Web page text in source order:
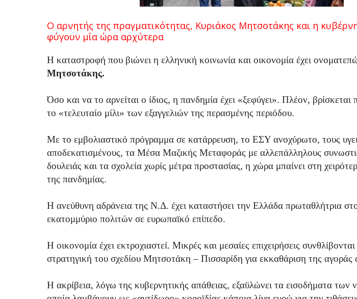
Ο αρνητής της πραγματικότητας, Κυριάκος Μητσοτάκης και η
φύγουν μία ώρα αρχύτερα
Η καταστροφή που βιώνει η ελληνική κοινωνία και οικονομία έχει
Μητσοτάκης.
Όσο και να το αρνείται ο ίδιος, η πανδημία έχει «ξεφύγει». Πλέον,
το «τελευταίο μίλι» των εξαγγελιών της περασμένης περιόδου.
Με το εμβολιαστικό πρόγραμμα σε κατάρρευση, το ΕΣΥ ανοχύρωτο, τους
αποδεκατισμένους, τα Μέσα Μαζικής Μεταφοράς με αλλεπάλληλους
δουλειάς και τα σχολεία χωρίς μέτρα προστασίας, η χώρα μπαίνει στη
της πανδημίας.
Η ανεύθυνη αδράνεια της Ν.Δ. έχει καταστήσει την Ελλάδα πρωταθλήτρια
εκατομμύριο πολιτών σε ευρωπαϊκό επίπεδο.
Η οικονομία έχει εκτροχιαστεί. Μικρές και μεσαίες επιχειρήσεις
στρατηγική του σχεδίου Μητσοτάκη – Πισσαρίδη για εκκαθάριση της αγοράς
Η ακρίβεια, λόγω της κυβερνητικής απάθειας, εξαϋλώνει τα εισοδήματα των